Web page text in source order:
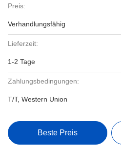
Preis:
Verhandlungsfähig
Lieferzeit:
1-2 Tage
Zahlungsbedingungen:
T/T, Western Union
Beste Preis